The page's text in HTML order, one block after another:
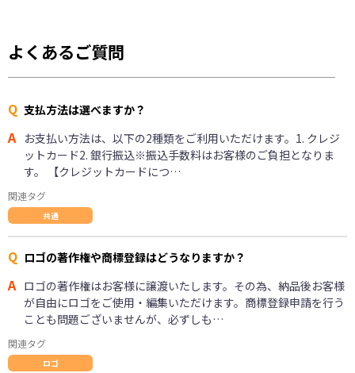
よくあるご質問
Q 支払方法は選べますか？
A お支払い方法は、以下の2種類をご利用いただけます。1. クレジ
ットカード2. 銀行振込※振込手数料はお客様のご負担となりま
す。 【クレジットカードにつ…
関連タグ
共通
Q ロゴの著作権や商標登録はどうなりますか？
A ロゴの著作権はお客様に譲渡いたします。その為、納品後お客様
が自由にロゴをご使用・編集いただけます。商標登録申請を行う
ことも問題ございませんが、必ずしも…
関連タグ
ロゴ